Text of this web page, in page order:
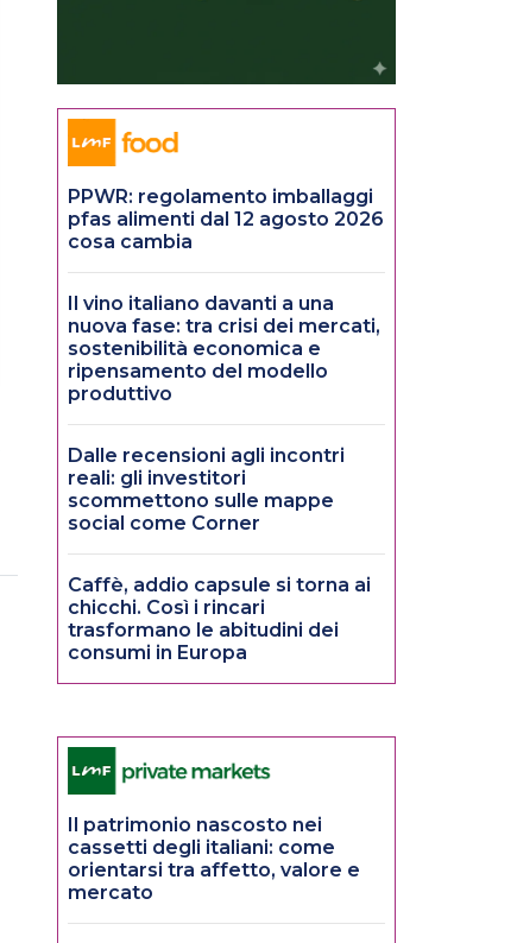
PPWR: regolamento imballaggi
pfas alimenti dal 12 agosto 2026
cosa cambia
Il vino italiano davanti a una
nuova fase: tra crisi dei mercati,
sostenibilità economica e
ripensamento del modello
produttivo
Dalle recensioni agli incontri
reali: gli investitori
scommettono sulle mappe
social come Corner
Caffè, addio capsule si torna ai
chicchi. Così i rincari
trasformano le abitudini dei
consumi in Europa
Il patrimonio nascosto nei
cassetti degli italiani: come
orientarsi tra affetto, valore e
mercato